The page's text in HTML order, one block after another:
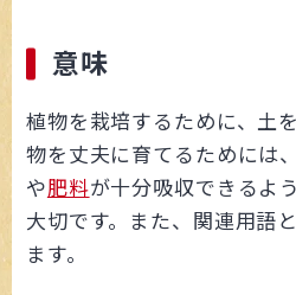
意味
植物を栽培するために、土
物を丈夫に育てるためには
や肥料が十分吸収できるよ
大切です。また、関連用語
ます。